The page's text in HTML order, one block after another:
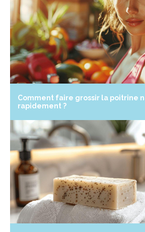
Comment faire grossir la poitrine
rapidement ?